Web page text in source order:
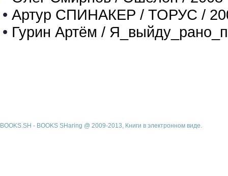
• Артур СПИНАКЕР / ТОРУС /
• Гурин Артём /
BOOKS.SH - BOOKS SHaring @ 2009-2013, Книги в электронном виде.